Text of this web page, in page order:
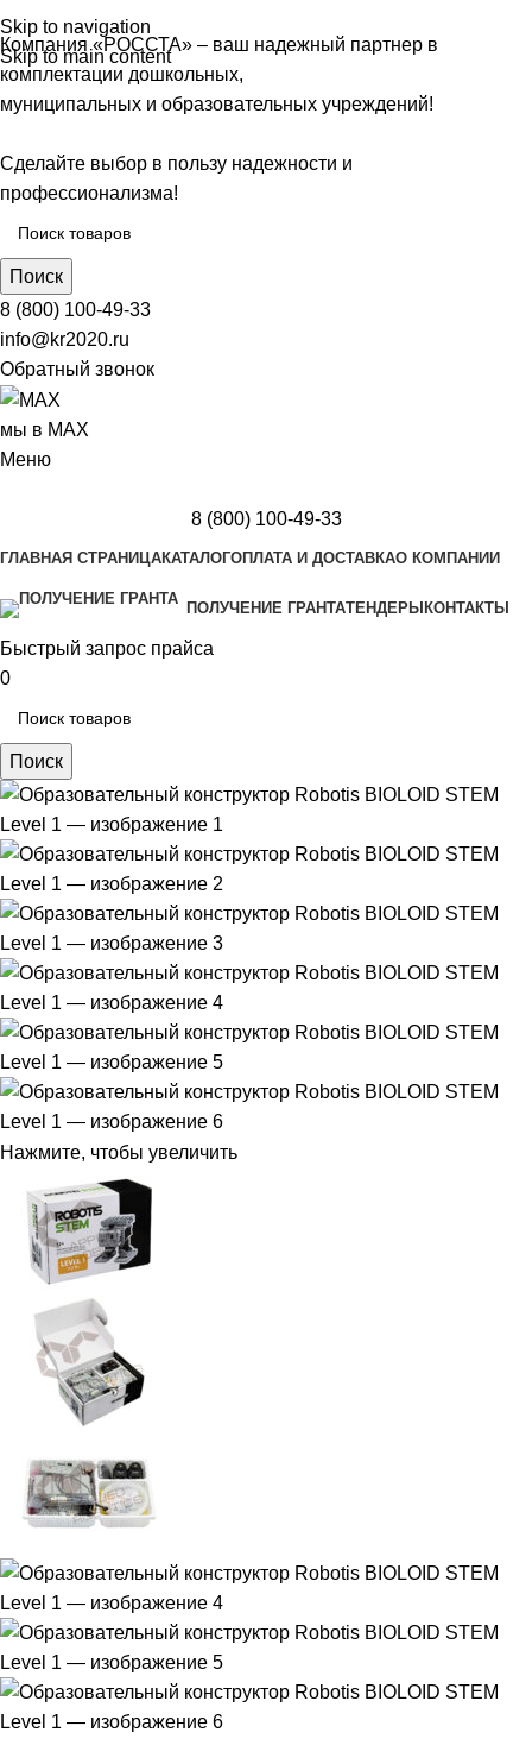
Skip to navigation
Skip to main content
Компания «РОССТА» – ваш надежный партнер в
комплектации дошкольных,
муниципальных и образовательных учреждений!
Сделайте выбор в пользу надежности и
профессионализма!
Поиск
8 (800) 100-49-33
info@kr2020.ru
Обратный звонок
мы в MAX
Меню
8 (800) 100-49-33
ГЛАВНАЯ СТРАНИЦАКАТАЛОГОПЛАТА И ДОСТАВКАО КОМПАНИИ
ПОЛУЧЕНИЕ ГРАНТАТЕНДЕРЫ КОНТАКТЫ
Быстрый запрос прайса
0
Поиск
Нажмите, чтобы увеличить